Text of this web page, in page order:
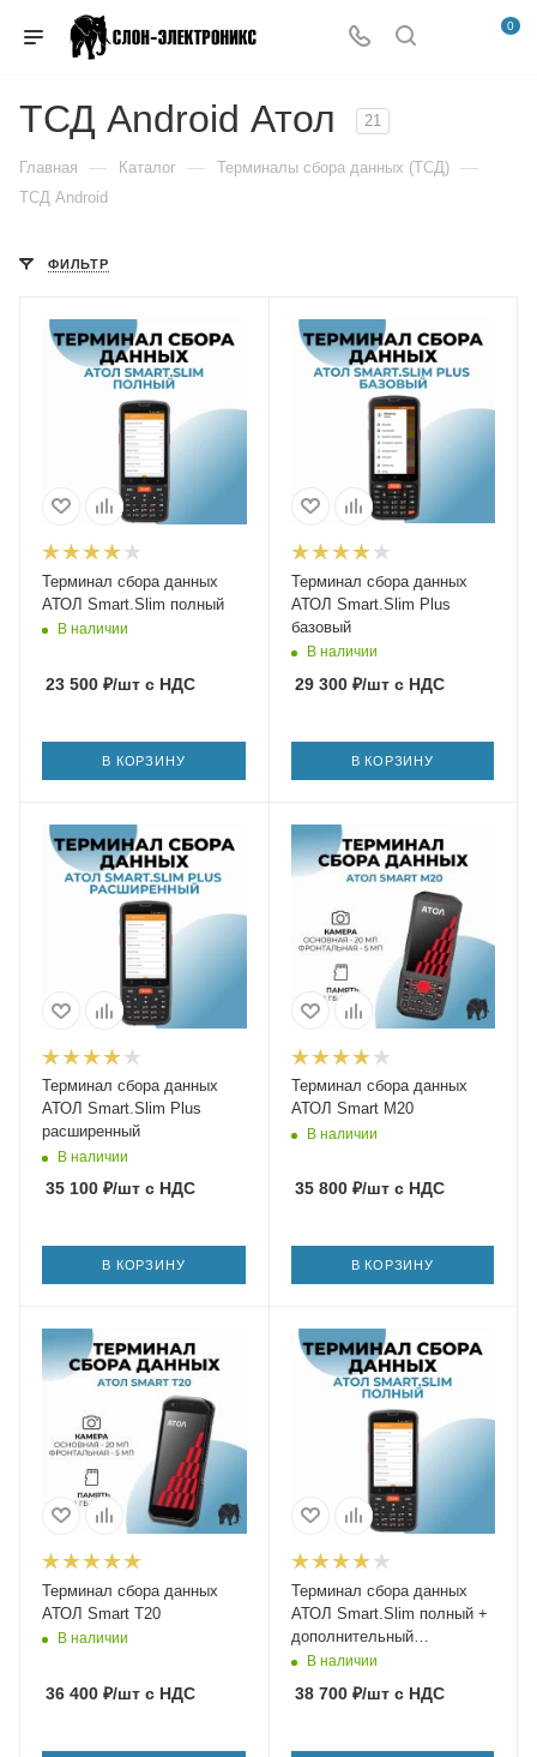
0
ТСД Android Атол 21
Главная — Каталог — Терминалы сбора данных (ТСД) —
ТСД Android
ФИЛЬТР
Терминал сбора данных
АТОЛ Smart.Slim полный
В наличии
23 500 ₽/шт с НДС
В КОРЗИНУ
Терминал сбора данных
АТОЛ Smart.Slim Plus
базовый
В наличии
29 300₽/штс НДС
В КОРЗИНУ
Терминал сбора данных
АТОЛ Smart.Slim Plus
расширенный
В наличии
35 100 ₽/шт с НДС
В КОРЗИНУ
Терминал сбора данных
АТОЛ Smart M20
В наличии
35 800₽/штс НДС
В КОРЗИНУ
Терминал сбора данных
АТОЛ Smart T20
В наличии
36 400 ₽/шт с НДС
Терминал сбора данных
АТОЛ Smart.Slim полный +
дополнительный
аккумулятор
В наличии
38 700₽/штс НДС